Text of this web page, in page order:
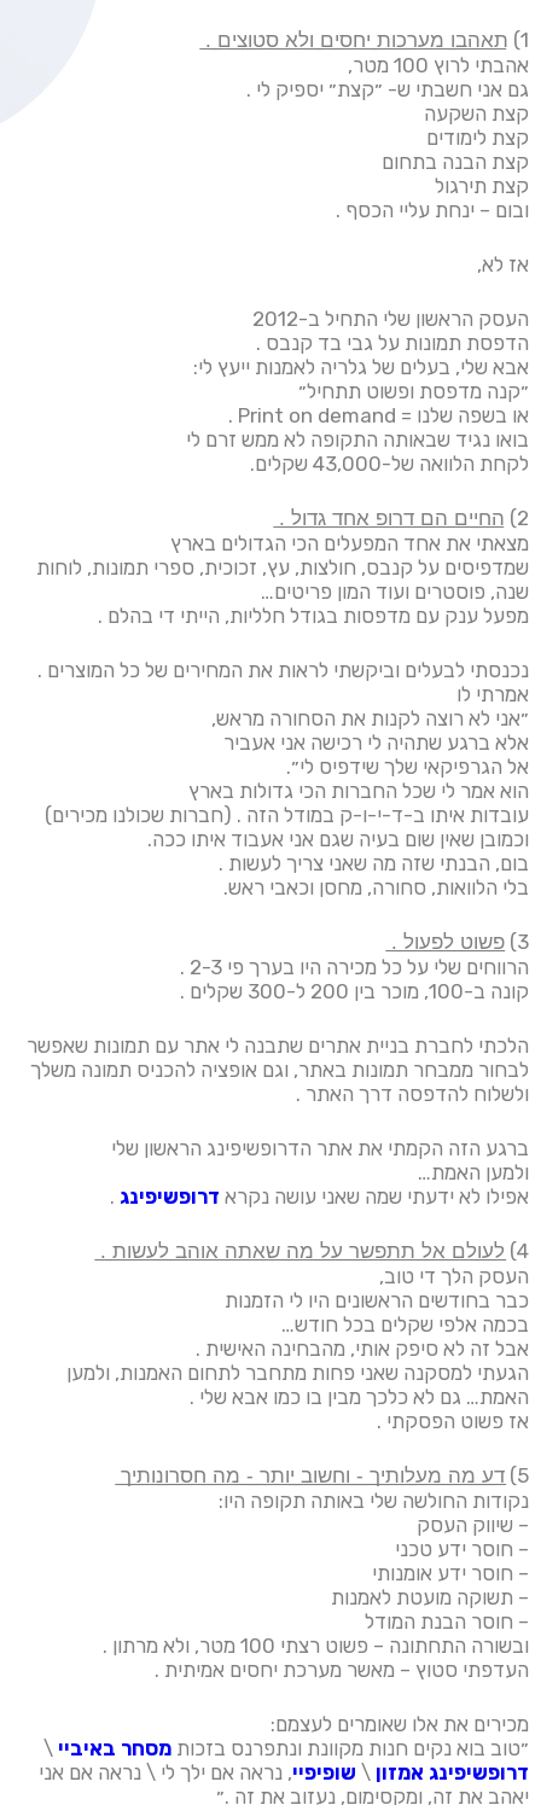
1) ת͟א͟ה͟ב͟ו͟ ͟מ͟ע͟ר͟כ͟ו͟ת͟ ͟י͟ח͟ס͟י͟ם͟ ͟ו͟ל͟א͟ ͟ס͟ט͟ו͟צ͟י͟ם͟ ͟.͟
אהבתי לרוץ 100 מטר,
גם אני חשבתי ש- ״קצת״ יספיק לי .
קצת השקעה
קצת לימודים
קצת הבנה בתחום
קצת תירגול
ובום – ינחת עליי הכסף .
אז לא,
העסק הראשון שלי התחיל ב-2012
הדפסת תמונות על גבי בד קנבס .
אבא שלי, בעלים של גלריה לאמנות ייעץ לי:
״קנה מדפסת ופשוט תתחיל״
או בשפה שלנו = Print on demand .
בואו נגיד שבאותה התקופה לא ממש זרם לי
לקחת הלוואה של-43,000 שקלים.
2) ה͟ח͟י͟י͟ם͟ ͟ה͟ם͟ ͟ד͟ר͟ו͟פ͟ ͟א͟ח͟ד͟ ͟ג͟ד͟ו͟ל͟ ͟.͟
מצאתי את אחד המפעלים הכי הגדולים בארץ
שמדפיסים על קנבס, חולצות, עץ, זכוכית, ספרי תמונות, לוחות
שנה, פוסטרים ועוד המון פריטים…
מפעל ענק עם מדפסות בגודל חלליות, הייתי די בהלם .
נכנסתי לבעלים וביקשתי לראות את המחירים של כל המוצרים .
אמרתי לו
״אני לא רוצה לקנות את הסחורה מראש,
אלא ברגע שתהיה לי רכישה אני אעביר
אל הגרפיקאי שלך שידפיס לי״.
הוא אמר לי שכל החברות הכי גדולות בארץ
עובדות איתו ב-ד-י-ו-ק במודל הזה . (חברות שכולנו מכירים)
וכמובן שאין שום בעיה שגם אני אעבוד איתו ככה.
בום, הבנתי שזה מה שאני צריך לעשות .
בלי הלוואות, סחורה, מחסן וכאבי ראש.
3) פ͟ש͟ו͟ט͟ ͟ל͟פ͟ע͟ו͟ל͟ ͟.͟
הרווחים שלי על כל מכירה היו בערך פי 2-3 .
קונה ב-100, מוכר בין 200 ל-300 שקלים .
הלכתי לחברת בניית אתרים שתבנה לי אתר עם תמונות שאפשר
לבחור ממבחר תמונות באתר, וגם אופציה להכניס תמונה משלך
ולשלוח להדפסה דרך האתר .
ברגע הזה הקמתי את אתר הדרופשיפינג הראשון שלי
ולמען האמת…
אפילו לא ידעתי שמה שאני עושה נקרא דרופשיפינג .
4) ל͟ע͟ו͟ל͟ם͟ ͟א͟ל͟ ͟ת͟ת͟פ͟ש͟ר͟ ͟ע͟ל͟ ͟מ͟ה͟ ͟ש͟א͟ת͟ה͟ ͟א͟ו͟ה͟ב͟ ͟ל͟ע͟ש͟ו͟ת͟ ͟.͟
העסק הלך די טוב,
כבר בחודשים הראשונים היו לי הזמנות
בכמה אלפי שקלים בכל חודש…
אבל זה לא סיפק אותי, מהבחינה האישית .
הגעתי למסקנה שאני פחות מתחבר לתחום האמנות, ולמען
האמת… גם לא כלכך מבין בו כמו אבא שלי .
אז פשוט הפסקתי .
5) ד͟ע͟ ͟מ͟ה͟ ͟מ͟ע͟ל͟ו͟ת͟י͟ך͟ ͟-͟ ͟ו͟ח͟ש͟ו͟ב͟ ͟י͟ו͟ת͟ר͟ ͟-͟ ͟מ͟ה͟ ͟ח͟ס͟ר͟ו͟נ͟ו͟ת͟י͟ך͟
נקודות החולשה שלי באותה תקופה היו:
– שיווק העסק
– חוסר ידע טכני
– חוסר ידע אומנותי
– תשוקה מועטת לאמנות
– חוסר הבנת המודל
ובשורה התחתונה – פשוט רצתי 100 מטר, ולא מרתון .
העדפתי סטוץ – מאשר מערכת יחסים אמיתית .
מכירים את אלו שאומרים לעצמם:
״טוב בוא נקים חנות מקוונת ונתפרנס בזכות מסחר באיביי \
דרופשיפינג אמזון \ שופיפיי, נראה אם ילך לי \ נראה אם אני
יאהב את זה, ומקסימום, נעזוב את זה .״